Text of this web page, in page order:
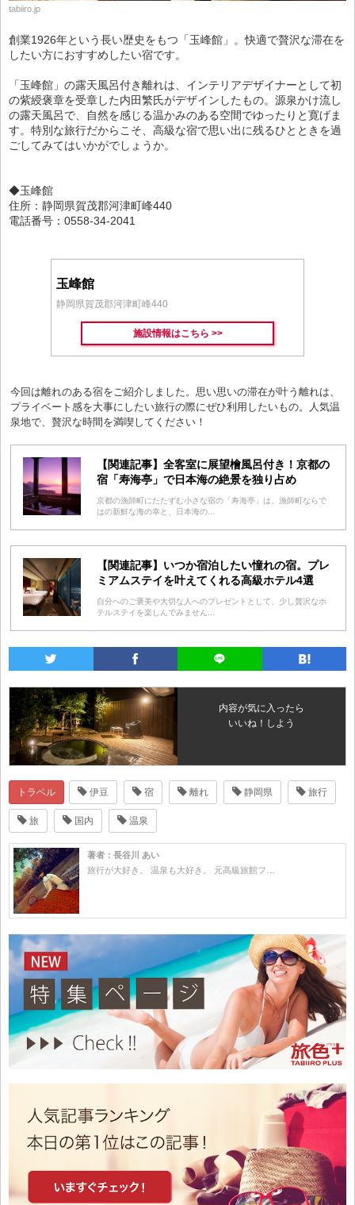
tabiiro.jp
創業1926年という長い歴史をもつ「玉峰館」。快適で贅沢な滞在を
したい方におすすめしたい宿です。
「玉峰館」の露天風呂付き離れは、インテリアデザイナーとして初
の紫綬褒章を受章した内田繁氏がデザインしたもの。源泉かけ流し
の露天風呂で、自然を感じる温かみのある空間でゆったりと寛げま
す。特別な旅行だからこそ、高級な宿で思い出に残るひとときを過
ごしてみてはいかがでしょうか。
◆玉峰館
住所：静岡県賀茂郡河津町峰440
電話番号：0558-34-2041
玉峰館
静岡県賀茂郡河津町峰440
施設情報はこちら >>
今回は離れのある宿をご紹介しました。思い思いの滞在が叶う離れは、
プライベート感を大事にしたい旅行の際にぜひ利用したいもの。人気温
泉地で、贅沢な時間を満喫してください！
【関連記事】全客室に展望檜風呂付き！京都の
宿「寿海亭」で日本海の絶景を独り占め
京都の漁師町にたたずむ小さな宿の「寿海亭」は、漁師町ならで
はの新鮮な海の幸と、日本海の...
【関連記事】いつか宿泊したい憧れの宿。プレ
ミアムステイを叶えてくれる高級ホテル4選
自分へのご褒美や大切な人へのプレゼントとして、少し贅沢なホ
テルステイを楽しんでみません...
内容が気に入ったら
いいね！しよう
トラベル 伊豆 宿 離れ 静岡県 旅行
旅 国内 温泉
著者：長谷川 あい
旅行が大好き。 温泉も大好き。 元高級旅館フ…